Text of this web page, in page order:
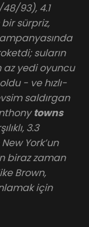
93), 4.1
bir sürpriz,
suların
az yedi oyuncu
- ve hızlı-
saldırgan
towns
3.3
York’un
biraz zaman
Brown,
için